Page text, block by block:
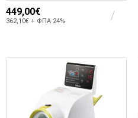
449,00€
362,10€ + ΦΠΑ 24%